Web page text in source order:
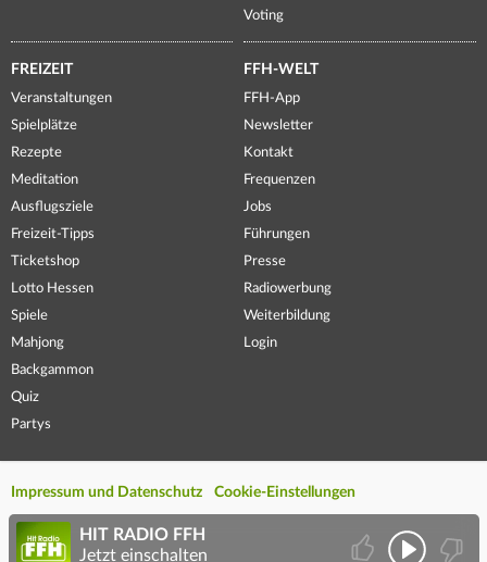
Voting
FREIZEIT
Veranstaltungen
Spielplätze
Rezepte
Meditation
Ausflugsziele
Freizeit-Tipps
Ticketshop
Lotto Hessen
Spiele
Mahjong
Backgammon
Quiz
Partys
FFH-WELT
FFH-App
Newsletter
Kontakt
Frequenzen
Jobs
Führungen
Presse
Radiowerbung
Weiterbildung
Login
Impressum und Datenschutz Cookie-Einstellungen
HIT RADIO FFH
Jetzt einschalten